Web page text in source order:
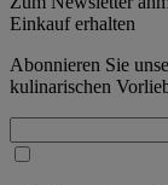
Einkauf erhalten
Abonnieren Sie
kulinarischen